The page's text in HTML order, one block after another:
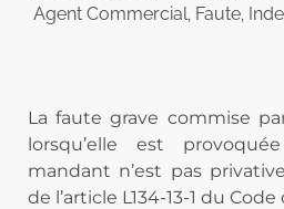
Agent Commercial, Faute,
La faute grave commise
lorsqu’elle est
mandant n’est pas
de l’article L134-13-1 du